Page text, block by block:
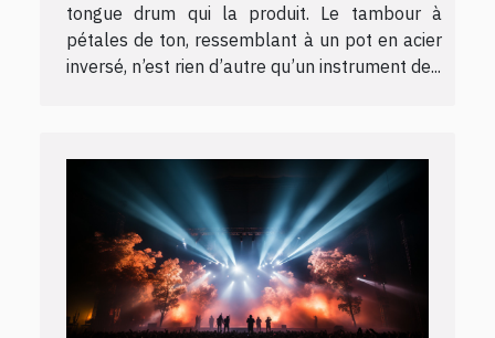
tongue drum qui la produit. Le tambour à
pétales de ton, ressemblant à un pot en acier
inversé, n’est rien d’autre qu’un instrument de...